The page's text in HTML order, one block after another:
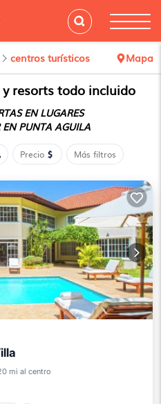
centros turísticos Mapa
resorts todo incluido
EN LUGARES
PUNTA AGUILA
Precio Más filtros
mi al centro
Aparcamiento
Terraza